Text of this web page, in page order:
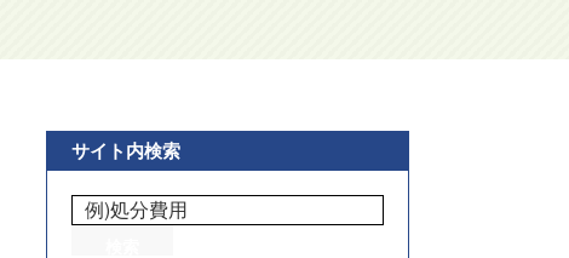
サイト内検索